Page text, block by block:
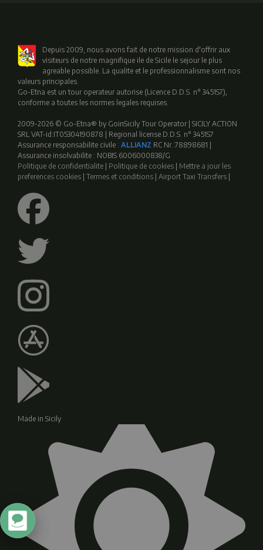
Depuis 2009, nous avons fait de notre mission d'offrir aux
visiteurs de notre magnifique ile de Sicile le sejour le plus
agreable possible. La qualite et le professionnalisme sont nos
valeurs principales.
Go-Etna est un tour operateur autorise (Licence D.D.S. n° 3451S7),
conforme a toutes les normes legales requises.
2009-2026 © Go-Etna® by GoinSicily Tour Operator | SICILY ACTION
SRL VAT-id:IT05304190878 | Regional license D.D.S. n° 3451S7
Assurance responsabilite civile : ALLIANZ RC Nr.:78898681 |
Assurance insolvabilite : NOBIS 6006000838/G
Politique de confidentialite
Politique de cookies
Mettre a jour les
preferences cookies Termes et conditions Airport Taxi Transfers
Made in Sicily